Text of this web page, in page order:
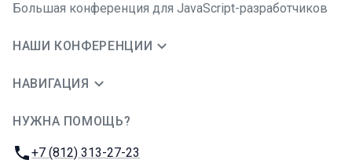
Большая конференция для JavaScript-разработчиков
НАШИ КОНФЕРЕНЦИИ
НАВИГАЦИЯ
НУЖНА ПОМОЩЬ?
Телефон:
+7 (812) 313-27-23